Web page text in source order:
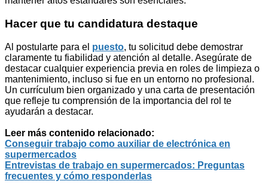
Hacer que tu candidatura destaque
Al postularte para el puesto, tu solicitud debe demostrar
claramente tu fiabilidad y atención al detalle. Asegúrate de
destacar cualquier experiencia previa en roles de limpieza o
mantenimiento, incluso si fue en un entorno no profesional.
Un currículum bien organizado y una carta de presentación
que refleje tu comprensión de la importancia del rol te
ayudarán a destacar.
Leer más contenido relacionado:
Conseguir trabajo como auxiliar de electrónica en
supermercados
Entrevistas de trabajo en supermercados: Preguntas
frecuentes y cómo responderlas